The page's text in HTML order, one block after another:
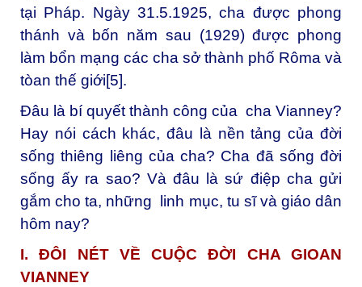
tại Pháp. Ngày 31.5.1925, cha được phong
thánh và bốn năm sau (1929) được phong
làm bổn mạng các cha sở thành phố Rôma và
tòan thế giới[5].
Đâu là bí quyết thành công của cha Vianney?
Hay nói cách khác, đâu là nền tảng của đời
sống thiêng liêng của cha? Cha đã sống đời
sống ấy ra sao? Và đâu là sứ điệp cha gửi
gắm cho ta, những linh mục, tu sĩ và giáo dân
hôm nay?
I. ĐÔI NÉT VỀ CUỘC ĐỜI CHA GIOAN
VIANNEY